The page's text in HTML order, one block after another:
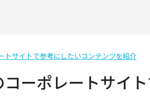
トサイトで参考にしたいコンテンツを紹介
コーポレートサイ